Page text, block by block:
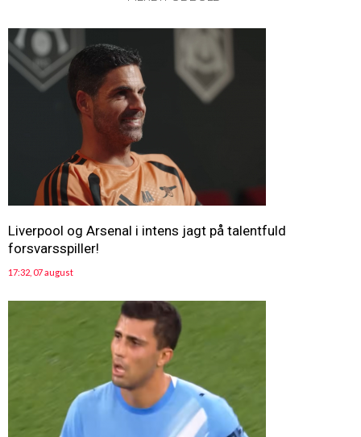
Liverpool og Arsenal i intens jagt på talentfuld
forsvarsspiller!
17:32, 07 august